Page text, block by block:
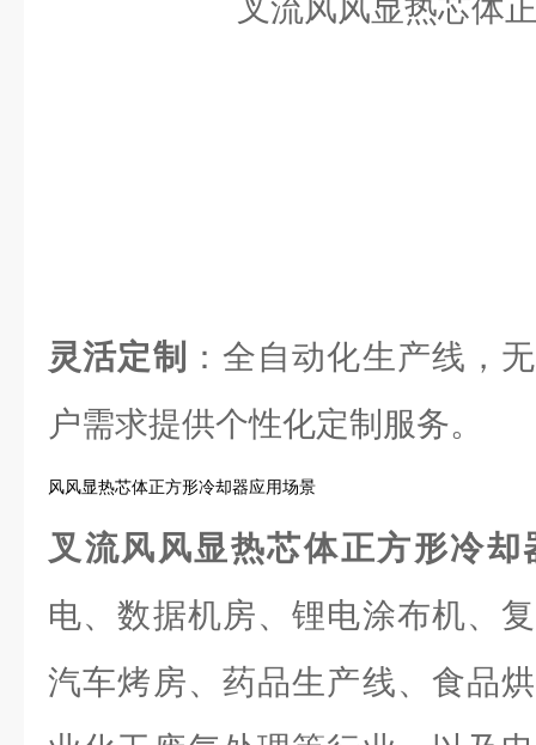
灵活定制
：全自动化生产线，
户需求提供个性化定制服务。
风风显热芯体正方形冷却器应用场景
叉流风风显热芯体正方形冷却
电、数据机房、锂电涂布机、
汽车烤房、药品生产线、食品